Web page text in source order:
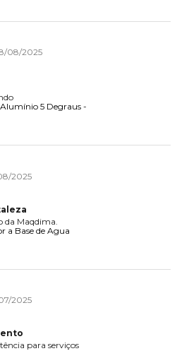
08/2025
5 Degraus -
2025
da Maqdima.
a Base de Agua
2025
para serviços